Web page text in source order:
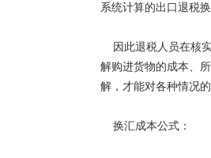
系统计算的出口退税
因此退税人员在核
解购进货物的成本、
解，才能对各种情况
换汇成本公式：